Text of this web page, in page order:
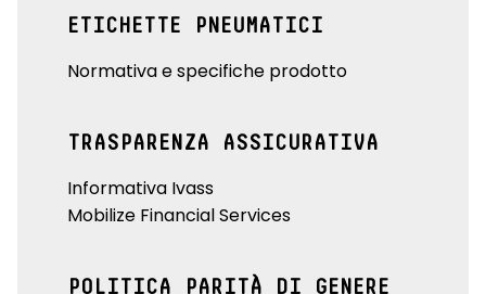
ETICHETTE PNEUMATICI
Normativa e specifiche prodotto
TRASPARENZA ASSICURATIVA
Informativa Ivass
Mobilize Financial Services
POLITICA PARITÀ DI GENERE